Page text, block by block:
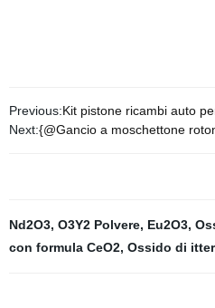
Previous:Kit pistone ricambi auto
Next:{@Gancio a moschettone
Nd2O3, O3Y2 Polvere, Eu2O3,
con formula CeO2, Ossido di